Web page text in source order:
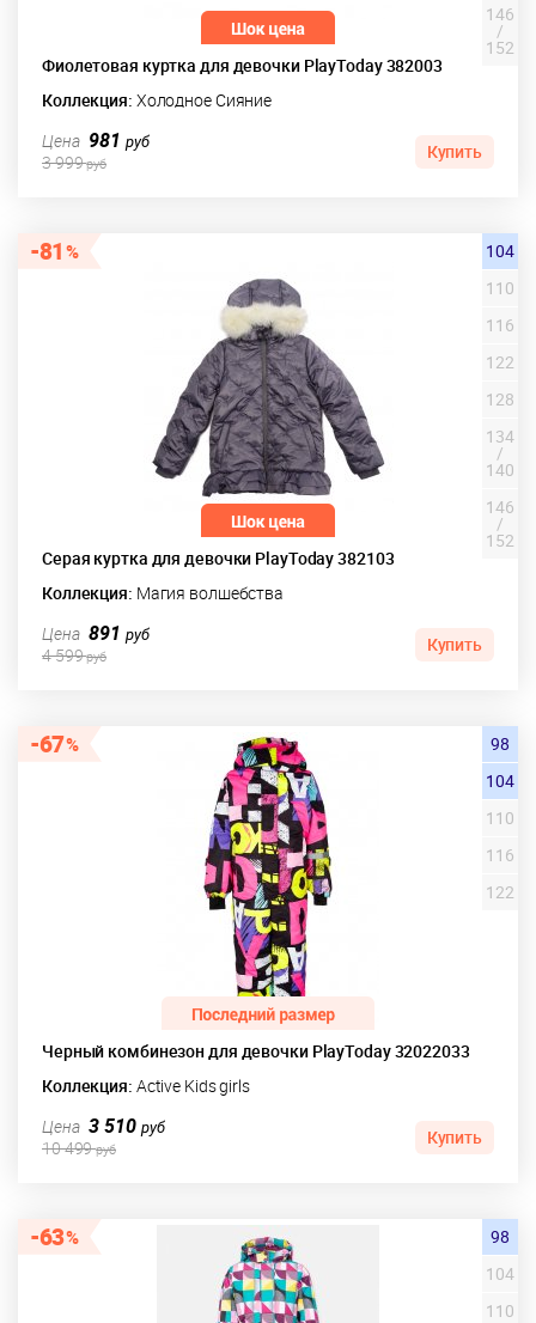
Фиолетовая куртка для девочки PlayToday 382003
Коллекция: Холодное Сияние
146
/
152
Цена 981руб
3 999руб
Купить
81
Серая куртка для девочки PlayToday 382103
Коллекция: Магия волшебства
104
110
116
122
128
134
/
140
146
/
152
Цена 891руб
4 599руб
Купить
67
Черный комбинезон для девочки PlayToday 32022033
Коллекция: Active Kids girls
98
104
110
116
122
Цена 3 510 руб
10 499руб
Купить
63
98
104
110